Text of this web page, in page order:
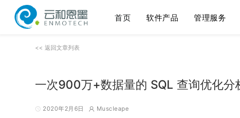
首页 软件产品 管理服务
<< 返回文章列表
一次900万+数据量的 SQL 查询优化分
2020年2月6日 Muscleape